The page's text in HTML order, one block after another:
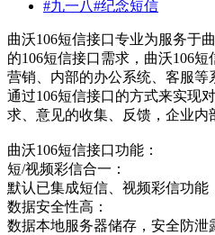
#九一八#纪念短信
曲沃106短信接口专业为服务于
的106短信接口需求，曲沃106
营销、内部的办公系统、客服等
通过106短信接口的方式来实现
求、意见的收集、反馈，企业内
曲沃106短信接口功能：
短/视频彩信合一：
默认已集成短信、视频彩信功能
数据安全性高：
数据本地服务器储存，安全防泄